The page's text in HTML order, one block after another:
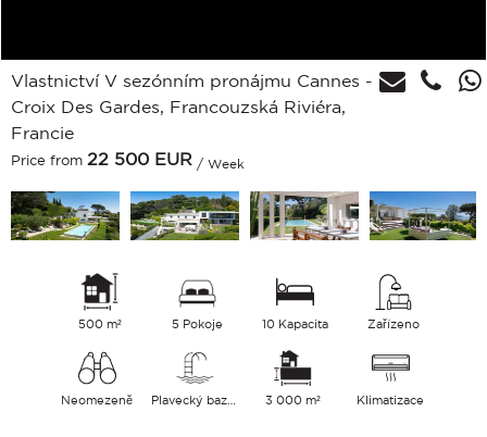
Vlastnictví V sezónním pronájmu Cannes -
Croix Des Gardes, Francouzská Riviéra,
Francie
Price from 22 500 EUR / Week
500 m² 5 Pokoje 10 Kapacita Zařízeno
Neomezeně 3 000 m² Klimatizace